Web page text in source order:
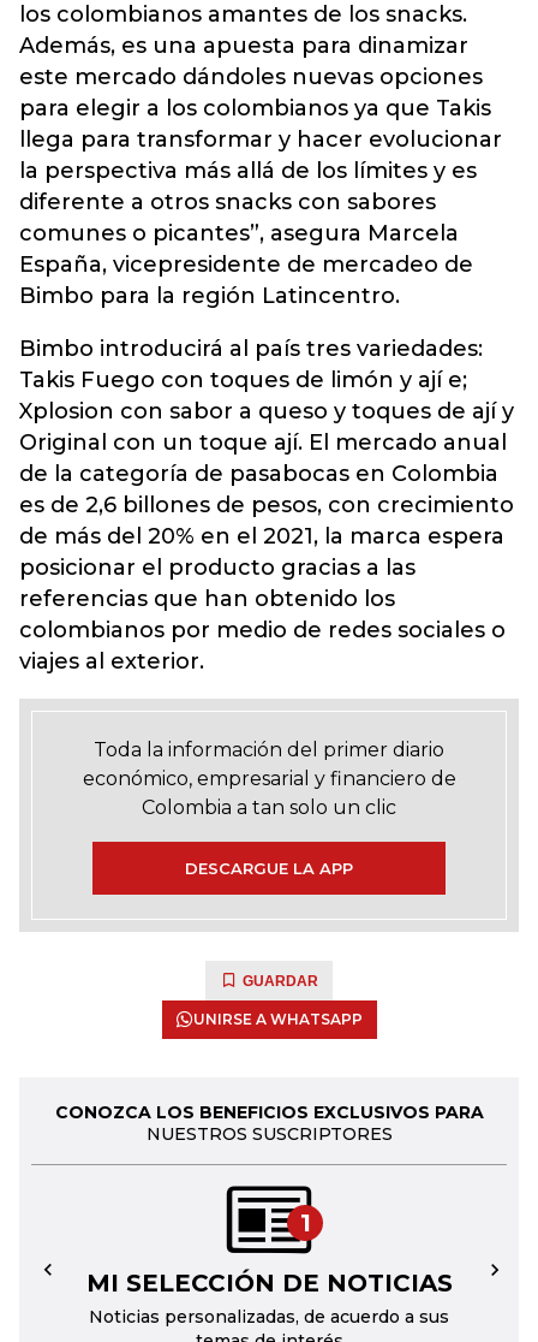
los colombianos amantes de los snacks.
Además, es una apuesta para dinamizar
este mercado dándoles nuevas opciones
para elegir a los colombianos ya que Takis
llega para transformar y hacer evolucionar
la perspectiva más allá de los límites y es
diferente a otros snacks con sabores
comunes o picantes”, asegura Marcela
España, vicepresidente de mercadeo de
Bimbo para la región Latincentro.
Bimbo introducirá al país tres variedades:
Takis Fuego con toques de limón y ají e;
Xplosion con sabor a queso y toques de ají y
Original con un toque ají. El mercado anual
de la categoría de pasabocas en Colombia
es de 2,6 billones de pesos, con crecimiento
de más del 20% en el 2021, la marca espera
posicionar el producto gracias a las
referencias que han obtenido los
colombianos por medio de redes sociales o
viajes al exterior.
Toda la información del primer diario
económico, empresarial y financiero de
Colombia a tan solo un clic
DESCARGUE LA APP
GUARDAR
UNIRSE A WHATSAPP
CONOZCA LOS BENEFICIOS EXCLUSIVOS PARA
NUESTROS SUSCRIPTORES
1
MI SELECCIÓN DE NOTICIAS
Noticias personalizadas, de acuerdo a sus
← →